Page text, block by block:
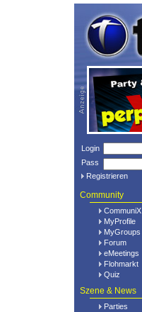
Login
Pass
Registrieren
Community
CommuniX
MyProfile
MyGroups
Forum
eMeetings
Flohmarkt
Quiz
Szene & News
Parties